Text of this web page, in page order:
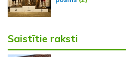
Saistītie raksti